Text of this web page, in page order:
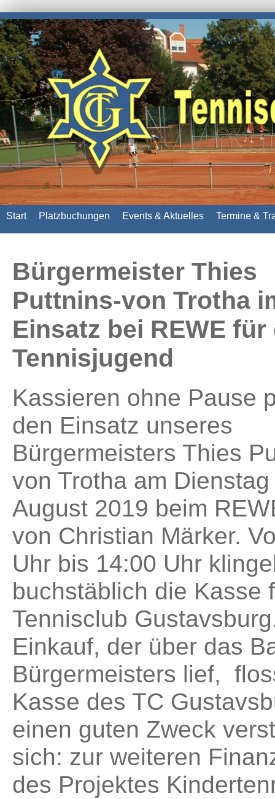
Start Platzbuchungen Events & Aktuelles Termine &
Bürgermeister Thies
Puttnins-von Trotha
Einsatz bei REWE für
Tennisjugend
Kassieren ohne Pause
den Einsatz unseres
Bürgermeisters Thies
von Trotha am
August 2019 beim
von Christian Märker.
Uhr bis 14:00 Uhr
buchstäblich die Kasse
Tennisclub
Einkauf, der über das
Bürgermeisters lief,
Kasse des TC
einen guten Zweck
sich: zur weiteren
des Projektes